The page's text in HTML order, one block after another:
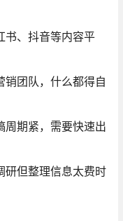
书、抖音等内容平
销团队，什么都得自
周期紧，需要快速出
研但整理信息太费时